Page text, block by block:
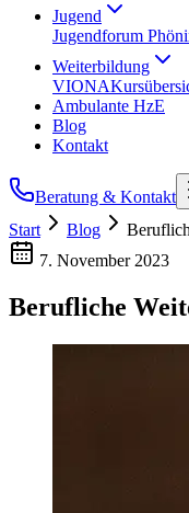
Jugend
Jugendforum
Weiterbildung
VIONA
Ambulante HzE
Blog
Kontakt
Beratung & Kontakt
Start
Blog
7. November 2023
Berufliche